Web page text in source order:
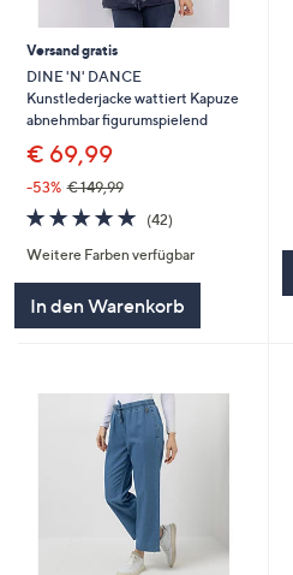
Versand gratis
DINE 'N' DANCE
Kunstlederjacke wattiert Kapuze
abnehmbar figurumspielend
€ 69,99
-53% € 149,99
4.7
von
5
(42)42
Weitere Farben verfügbar
In den Warenkorb